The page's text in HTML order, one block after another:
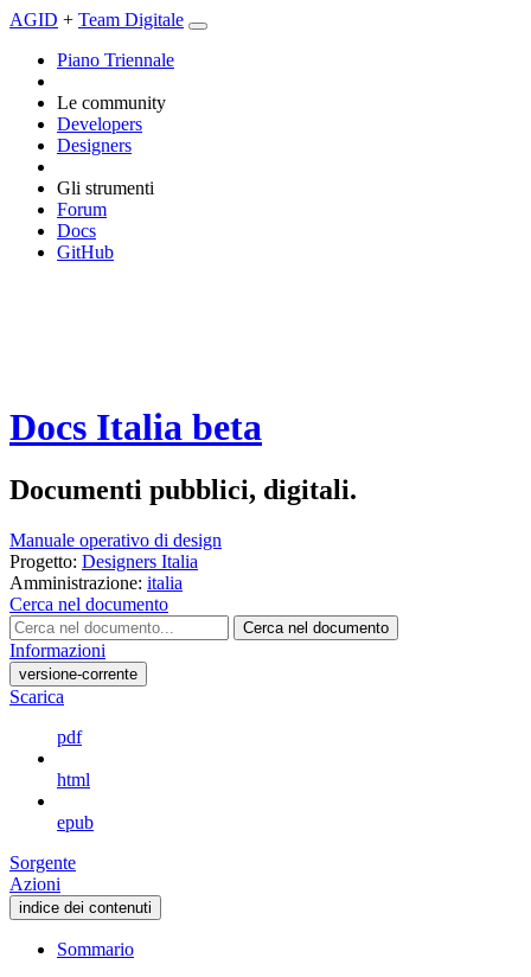
AGID + Team Digitale
Piano Triennale
Le community
Developers
Designers
Gli strumenti
Forum
Docs
GitHub
Docs Italia beta
Documenti pubblici, digitali.
Manuale operativo di design
Progetto: Designers Italia
Amministrazione: italia
Cerca nel documento
Cerca nel documento
Informazioni
versione-corrente
Scarica
pdf
html
epub
Sorgente
Azioni
indice dei contenuti
Sommario